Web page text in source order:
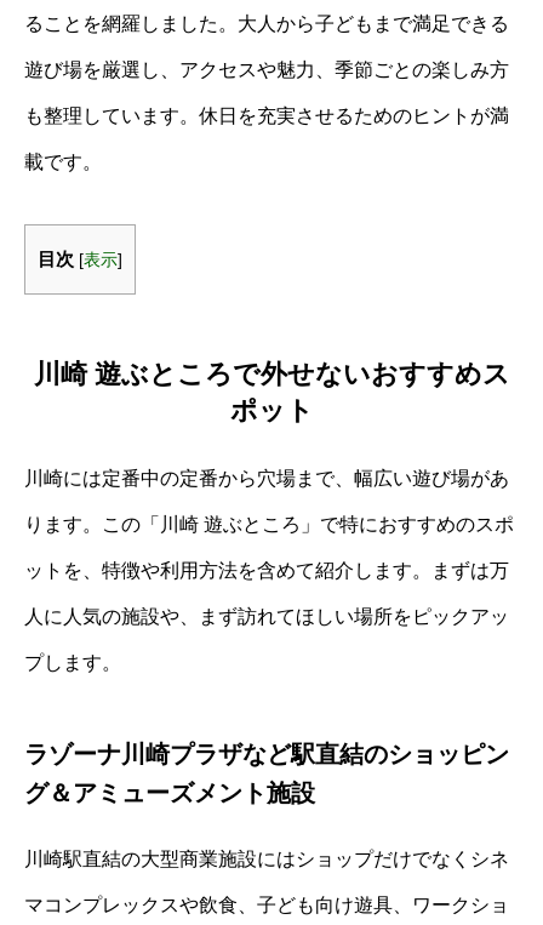
ることを網羅しました。大人から子どもまで満足できる
遊び場を厳選し、アクセスや魅力、季節ごとの楽しみ方
も整理しています。休日を充実させるためのヒントが満
載です。
目次 [表示]
川崎 遊ぶところで外せないおすすめス
ポット
川崎には定番中の定番から穴場まで、幅広い遊び場があ
ります。この「川崎 遊ぶところ」で特におすすめのスポ
ットを、特徴や利用方法を含めて紹介します。まずは万
人に人気の施設や、まず訪れてほしい場所をピックアッ
プします。
ラゾーナ川崎プラザなど駅直結のショッピン
グ＆アミューズメント施設
川崎駅直結の大型商業施設にはショップだけでなくシネ
マコンプレックスや飲食、子ども向け遊具、ワークショ